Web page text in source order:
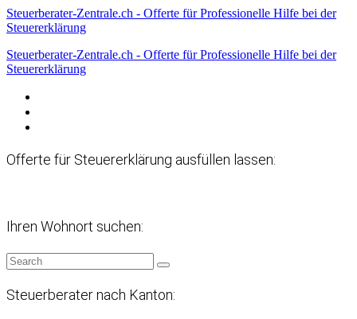
Steuerberater-Zentrale.ch - Offerte für Professionelle Hilfe bei der
Steuererklärung
Steuerberater-Zentrale.ch - Offerte für Professionelle Hilfe bei der
Steuererklärung
Offerte für Steuererklärung ausfüllen lassen:
Ihren Wohnort suchen:
Steuerberater nach Kanton: